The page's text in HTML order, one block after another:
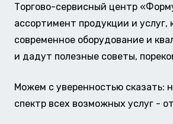
Торгово-сервисный центр
ассортимент продукции и
современное оборудование и
и дадут полезные советы,
Можем с уверенностью сказать:
спектр всех возможных услуг -